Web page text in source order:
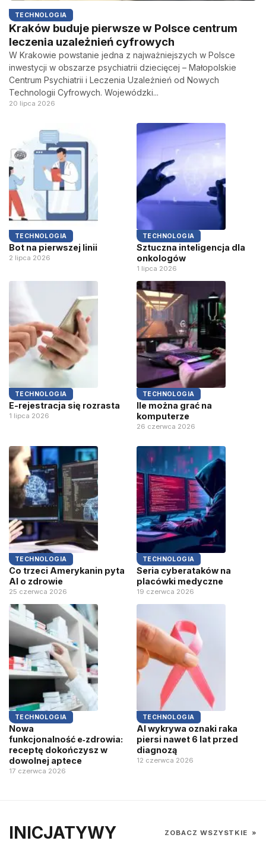
TECHNOLOGIA
Kraków buduje pierwsze w Polsce centrum
leczenia uzależnień cyfrowych
W Krakowie powstanie jedna z najważniejszych w Polsce
inwestycji w obszarze psychiatrii dziecięcej – Małopolskie
Centrum Psychiatrii i Leczenia Uzależnień od Nowych
Technologii Cyfrowych. Wojewódzki...
20 lipca 2026
TECHNOLOGIA
Bot na pierwszej linii
2 lipca 2026
TECHNOLOGIA
Sztuczna inteligencja dla
onkologów
1 lipca 2026
TECHNOLOGIA
E-rejestracja się rozrasta
1 lipca 2026
TECHNOLOGIA
Ile można grać na
komputerze
26 czerwca 2026
TECHNOLOGIA
Co trzeci Amerykanin pyta
AI o zdrowie
25 czerwca 2026
TECHNOLOGIA
Seria cyberataków na
placówki medyczne
19 czerwca 2026
TECHNOLOGIA
Nowa
funkcjonalność e‑zdrowia:
receptę dokończysz w
dowolnej aptece
17 czerwca 2026
TECHNOLOGIA
AI wykrywa oznaki raka
piersi nawet 6 lat przed
diagnozą
12 czerwca 2026
INICJATYWY ZOBACZ WSZYSTKIE »